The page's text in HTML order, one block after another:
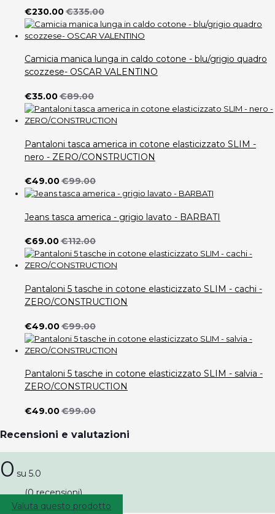
€230.00€335.00
Camicia manica lunga in caldo cotone - blu/grigio quadro
scozzese- OSCAR VALENTINO
€35.00€89.00
Pantaloni tasca america in cotone elasticizzato SLIM -
nero - ZERO/CONSTRUCTION
€49.00€99.00
Jeans tasca america - grigio lavato - BARBATI
€69.00€112.00
Pantaloni 5 tasche in cotone elasticizzato SLIM - cachi -
ZERO/CONSTRUCTION
€49.00€99.00
Pantaloni 5 tasche in cotone elasticizzato SLIM - salvia -
ZERO/CONSTRUCTION
€49.00€99.00
Recensioni e valutazioni
0 su 5.0
(0 recensioni)
Valuta questo prodotto